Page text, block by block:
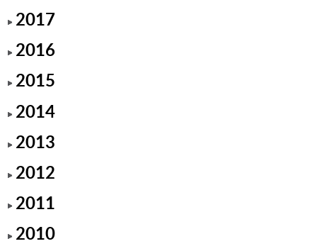
2017
2016
2015
2014
2013
2012
2011
2010